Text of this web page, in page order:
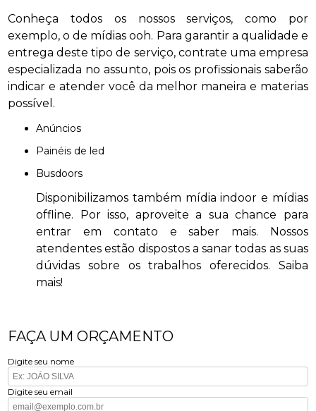
Conheça todos os nossos serviços, como por
exemplo, o de mídias ooh. Para garantir a qualidade e
entrega deste tipo de serviço, contrate uma empresa
especializada no assunto, pois os profissionais saberão
indicar e atender você da melhor maneira e materias
possível.
anúncios
painéis de led
busdoors
Disponibilizamos também mídia indoor e mídias
offline. Por isso, aproveite a sua chance para
entrar em contato e saber mais. Nossos
atendentes estão dispostos a sanar todas as suas
dúvidas sobre os trabalhos oferecidos. Saiba
mais!
FAÇA UM ORÇAMENTO
Digite seu nome
Digite seu email